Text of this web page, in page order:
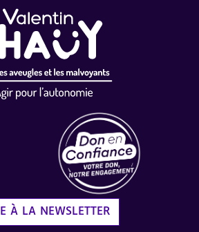
À LA NEWSLETTER